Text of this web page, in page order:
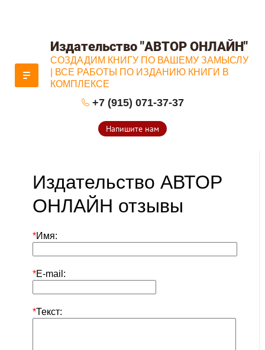
Издательство "АВТОР ОНЛАЙН"
СОЗДАДИМ КНИГУ ПО ВАШЕМУ ЗАМЫСЛУ
| ВСЕ РАБОТЫ ПО ИЗДАНИЮ КНИГИ В
КОМПЛЕКСЕ
+7 (915) 071-37-37
Напишите нам
Издательство АВТОР
ОНЛАЙН отзывы
*Имя:
*E-mail:
*Текст: